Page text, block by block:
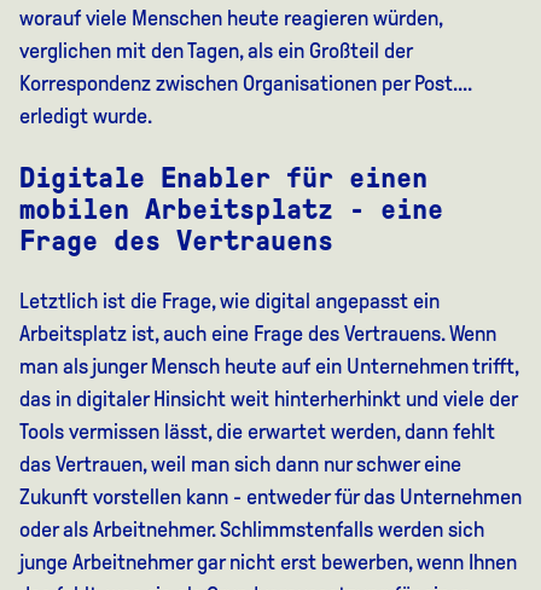
worauf viele Menschen heute reagieren würden,
verglichen mit den Tagen, als ein Großteil der
Korrespondenz zwischen Organisationen per Post....
erledigt wurde.
Digitale Enabler für einen
mobilen Arbeitsplatz - eine
Frage des Vertrauens
Letztlich ist die Frage, wie digital angepasst ein
Arbeitsplatz ist, auch eine Frage des Vertrauens. Wenn
man als junger Mensch heute auf ein Unternehmen trifft,
das in digitaler Hinsicht weit hinterherhinkt und viele der
Tools vermissen lässt, die erwartet werden, dann fehlt
das Vertrauen, weil man sich dann nur schwer eine
Zukunft vorstellen kann - entweder für das Unternehmen
oder als Arbeitnehmer. Schlimmstenfalls werden sich
junge Arbeitnehmer gar nicht erst bewerben, wenn Ihnen